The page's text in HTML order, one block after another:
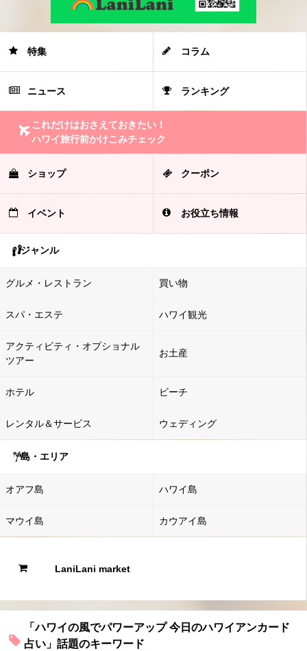
特集 コラム
ニュース ランキング
これだけはおさえておきたい！
ハワイ旅行前かけこみチェック
ショップ クーポン
イベント お役立ち情報
ジャンル
グルメ・レストラン 買い物
スパ・エステ ハワイ観光
アクティビティ・オプショナル
ツアー
お土産
ホテル ビーチ
レンタル＆サービス ウェディング
島・エリア
オアフ島 ハワイ島
マウイ島 カウアイ島
LaniLani market
「ハワイの風でパワーアップ 今日のハワイアンカード
占い」話題のキーワード